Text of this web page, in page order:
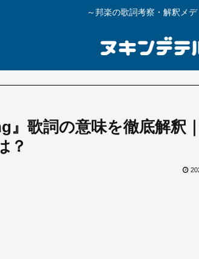
～邦楽の歌詞考察・解釈メデ
』歌詞の意味を徹底解釈
？